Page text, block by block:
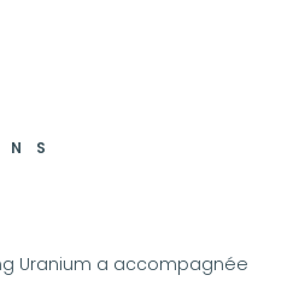
Uranium a accompagnée